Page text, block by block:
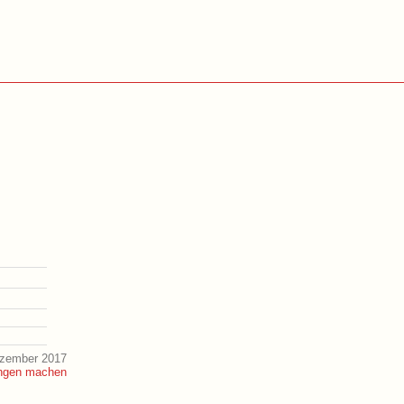
2017